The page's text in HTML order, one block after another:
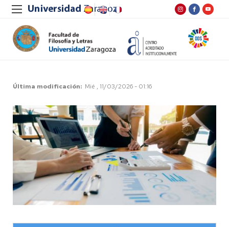
Última modificación Mié , 11/03/2026 - 01:16